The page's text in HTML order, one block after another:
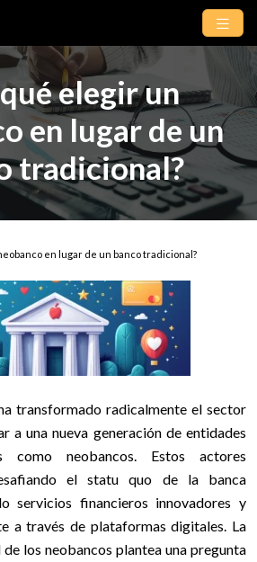
elegir un
en lugar de un
tradicional?
en lugar de un banco tradicional?
transformado radicalmente el sector
a una nueva generación de entidades
como neobancos. Estos actores
el statu quo de la banca
servicios financieros innovadores y
a través de plataformas digitales. La
los neobancos plantea una pregunta